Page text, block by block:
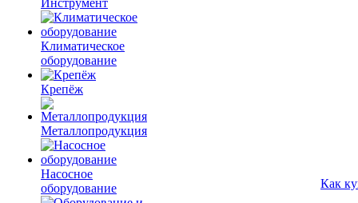
Инструмент
Климатическое
оборудование
Крепёж
Металлопродукция
Насосное
оборудование
Как